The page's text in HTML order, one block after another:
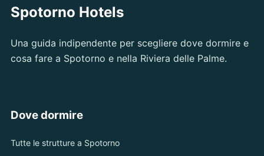
Spotorno Hotels
Una guida indipendente per scegliere dove dormire e
cosa fare a Spotorno e nella Riviera delle Palme.
Dove dormire
Tutte le strutture a Spotorno